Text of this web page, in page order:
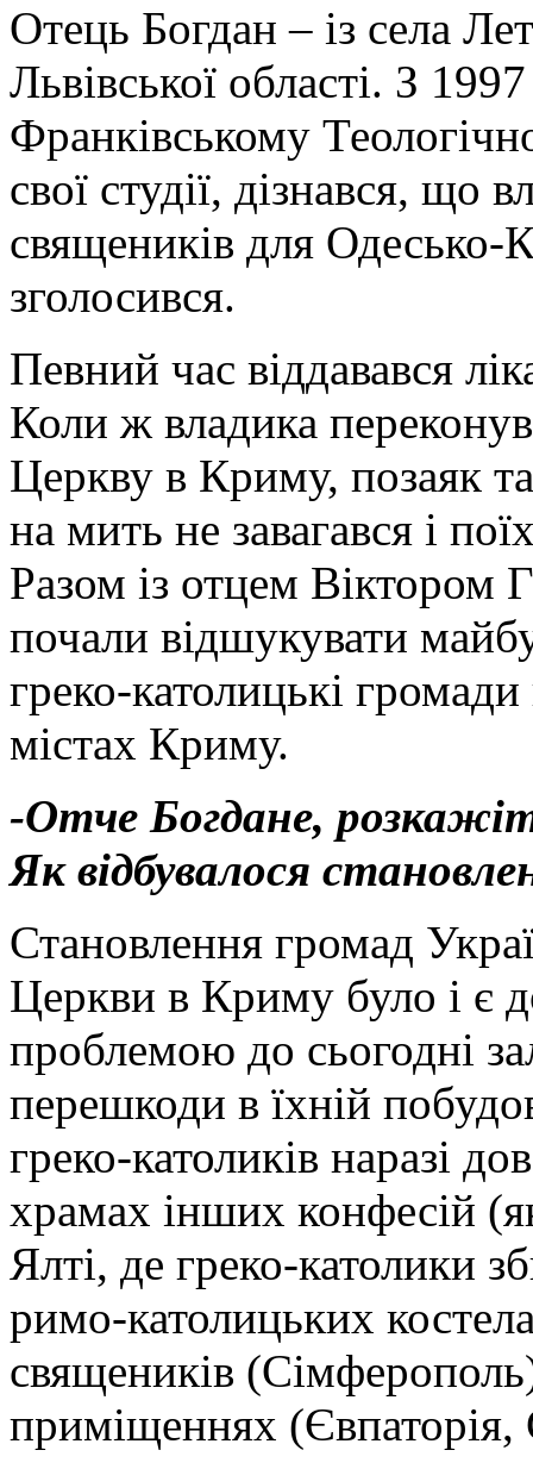
Отець Богдан – із села
Львівської області. З
Франківському
свої студії, дізнався, що
священиків для Одесько-
зголосився.
Певний час віддавався
Коли ж владика
Церкву в Криму, позаяк
на мить не завагався і
Разом із отцем Віктором
почали відшукувати
греко-католицькі
містах Криму.
-Отче Богдане,
Як відбувалося
Становлення громад
Церкви в Криму було і є
проблемою до сьогодні
перешкоди в їхній
греко-католиків наразі
храмах інших конфесій
Ялті, де греко-католики
римо-католицьких
священиків
приміщеннях (Євпаторія,